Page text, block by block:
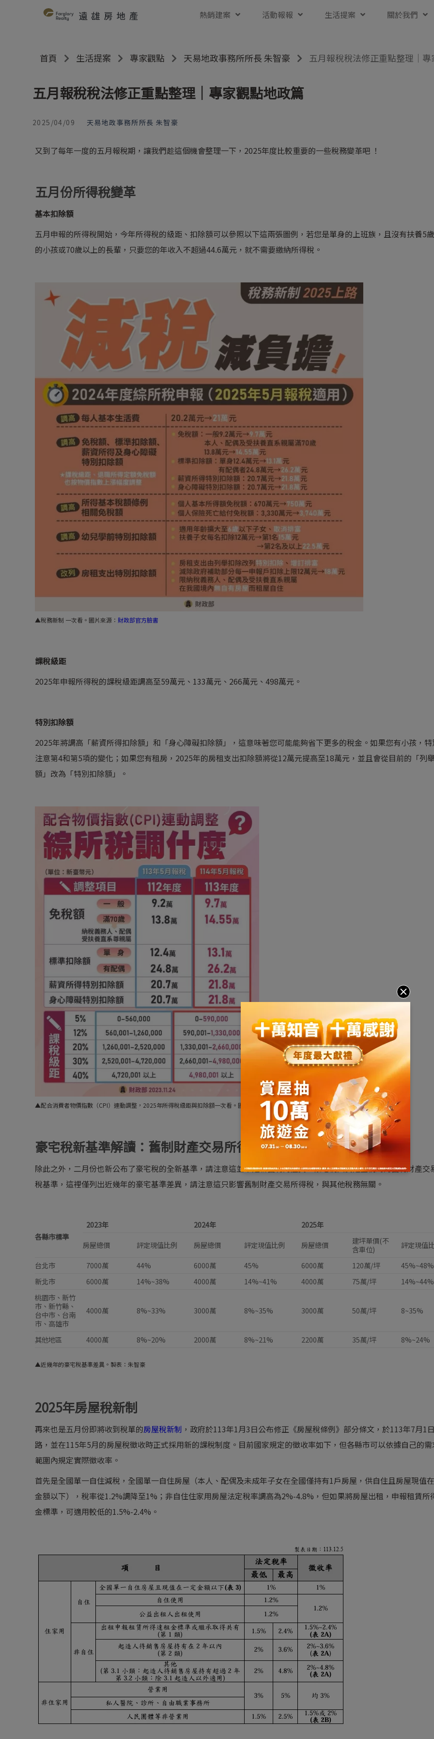
熱銷建案 活動報報 生活提案 關於我們
首頁 生活提案 專家觀點 天易地政事務所所長 朱智豪 五月報稅稅法修正重點整理｜
五月報稅稅法修正重點整理｜專家觀點地政篇
2025/04/09 天易地政事務所所長 朱智豪
又到了每年一度的五月報稅期，讓我們趁這個機會整理一下，2025年度比較重要的一些稅務變革吧 ！
五月份所得稅變革
基本扣除額
五月申報的所得稅開始，今年所得稅的級距、扣除額可以參照以下這兩張圖例，若您是單身的上班族，且沒有扶養5
的小孩或70歲以上的長輩，只要您的年收入不超過44.6萬元，就不需要繳納所得稅。
▲稅務新制 一次看。圖片來源： 財政部官方臉書
課稅級距
2025年申報所得稅的課稅級距調高至59萬元、133萬元、266萬元、498萬元。
特別扣除額
2025年將調高「薪資所得扣除額」和「身心障礙扣除額」，這意味著您可能能夠省下更多的稅金。如果您有小孩，特
注意第4和第5項的變化；如果您有租房，2025年的房租支出扣除額將從12萬元提高至18萬元，並且會從目前的「列
額」改為「特別扣除額」。
▲配合消費者物價指數（CPI）連動調整，2025年所得稅級距與扣除額一次看。圖片來源： 財政部官方臉書
豪宅稅新基準解讀：舊制財產交易所得稅的影響與計算
除此之外，二月份也新公布了豪宅稅的全新基準，請注意這並不是新舊制的差異，豪宅稅其實是國稅局的舊制財產交
稅基準，這裡僅列出近幾年的豪宅基準差異，請注意這只影響舊制財產交易所得稅，與其他稅務無關。
各縣市標準
2023年 2024年 2025年
房屋總價
評定現值比例 房屋總價 評定現值比例 房屋總價
建坪單價(不
含車位)
評定現值
台北市
7000萬 44% 6000萬 45% 6000萬 120萬/坪
45%~48%
新北市
6000萬 14%~38% 4000萬 14%~41% 4000萬 75萬/坪
14%~44%
桃園市、新竹
市、新竹縣、
台中市、台南
市、高雄市
4000萬 8%~33% 3000萬 8%~35% 3000萬 50萬/坪 8~35%
其他地區 4000萬 8%~20% 2000萬 8%~21% 2200萬 35萬/坪 8%~24%
▲近幾年的豪宅稅基準差異。製表：朱智豪
2025年房屋稅新制
再來也是五月份即將收到稅單的房屋稅新制 ，政府於113年1月3日公布修正《房屋稅條例》部分條文，於113年7月1
路，並在115年5月的房屋稅徵收時正式採用新的課稅制度。目前國家規定的徵收率如下，但各縣市可以依據自己的需
範圍內規定實際徵收率。
首先是全國單一自住減稅，全國單一自住房屋（本人、配偶及未成年子女在全國僅持有1戶房屋，供自住且房屋現值
金額以下），稅率從1.2%調降至1%；非自住住家用房屋法定稅率調高為2%-4.8%，但如果將房屋出租，申報租賃所
金標準，可適用較低的1.5%-2.4%。